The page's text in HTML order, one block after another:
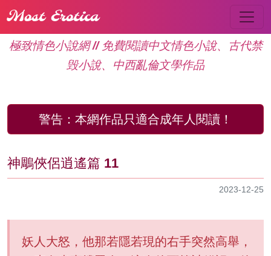
Most Erotica
極致情色小說網 // 免費閱讀中文情色小說、古代禁
毁小說、中西亂倫文學作品
警告： 本網作品只適合成年人閱讀！
神鵰俠侶逍遙篇 11
2023-12-25
妖人大怒，他那若隱若現的右手突然高舉，